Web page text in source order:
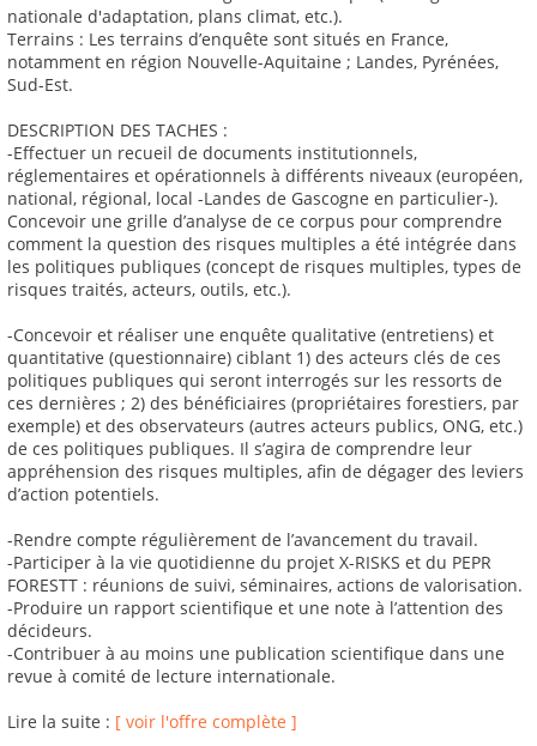
nationale d'adaptation, plans climat, etc.).
Terrains : Les terrains d’enquête sont situés en France,
notamment en région Nouvelle-Aquitaine ; Landes, Pyrénées,
Sud-Est.
DESCRIPTION DES TACHES :
-Effectuer un recueil de documents institutionnels,
réglementaires et opérationnels à différents niveaux (européen,
national, régional, local -Landes de Gascogne en particulier-).
Concevoir une grille d’analyse de ce corpus pour comprendre
comment la question des risques multiples a été intégrée dans
les politiques publiques (concept de risques multiples, types de
risques traités, acteurs, outils, etc.).
-Concevoir et réaliser une enquête qualitative (entretiens) et
quantitative (questionnaire) ciblant 1) des acteurs clés de ces
politiques publiques qui seront interrogés sur les ressorts de
ces dernières ; 2) des bénéficiaires (propriétaires forestiers, par
exemple) et des observateurs (autres acteurs publics, ONG, etc.)
de ces politiques publiques. Il s’agira de comprendre leur
appréhension des risques multiples, afin de dégager des leviers
d’action potentiels.
-Rendre compte régulièrement de l’avancement du travail.
-Participer à la vie quotidienne du projet X-RISKS et du PEPR
FORESTT : réunions de suivi, séminaires, actions de valorisation.
-Produire un rapport scientifique et une note à l’attention des
décideurs.
-Contribuer à au moins une publication scientifique dans une
revue à comité de lecture internationale.
Lire la suite : [ voir l'offre complète ]